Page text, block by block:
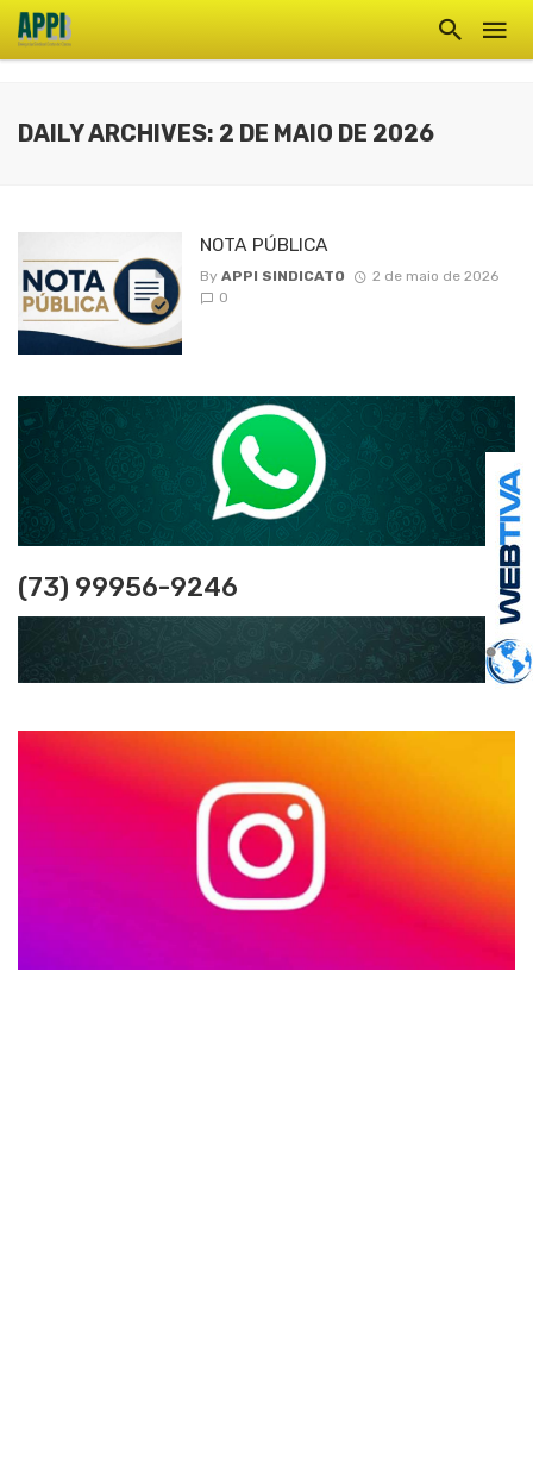
DAILY ARCHIVES: 2 DE MAIO DE 2026
NOTA PÚBLICA
By APPI SINDICATO
2 de maio de 2026
0
(73) 99956-9246